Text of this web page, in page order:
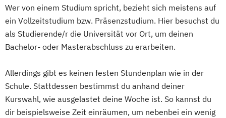
Wer von einem Studium spricht, bezieht sich meistens auf
ein Vollzeitstudium bzw. Präsenzstudium. Hier besuchst du
als Studierende/r die Universität vor Ort, um deinen
Bachelor- oder Masterabschluss zu erarbeiten.
Allerdings gibt es keinen festen Stundenplan wie in der
Schule. Stattdessen bestimmst du anhand deiner
Kurswahl, wie ausgelastet deine Woche ist. So kannst du
dir beispielsweise Zeit einräumen, um nebenbei ein wenig